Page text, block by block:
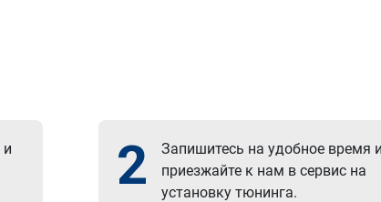
и
2
Запишитесь на удобное время и
приезжайте к нам в сервис на
установку тюнинга.